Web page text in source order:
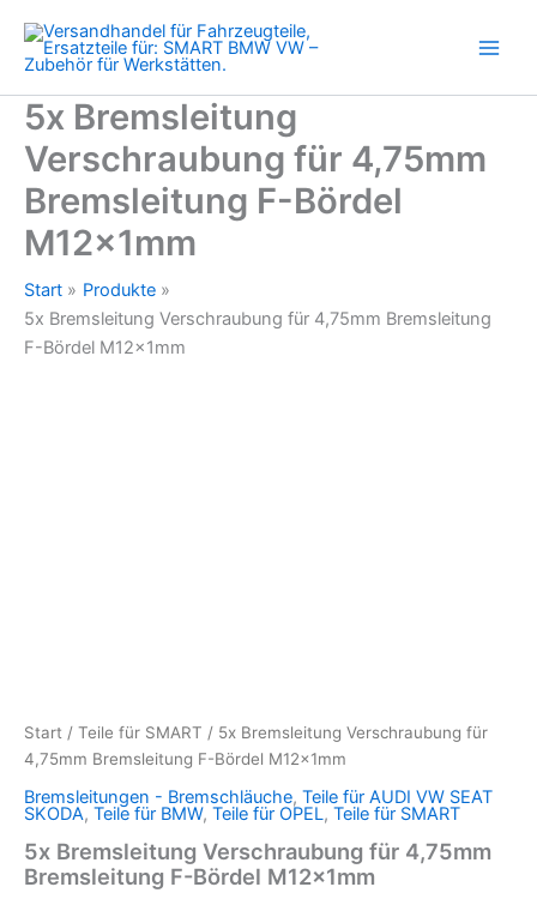
Inhalt
springen
5x Bremsleitung
Verschraubung für 4,75mm
Bremsleitung F-Bördel
M12x1mm
Start
Produkte
5x Bremsleitung Verschraubung für 4,75mm Bremsleitung
F-Bördel M12x1mm
Start / Teile für SMART / 5x Bremsleitung Verschraubung für
4,75mm Bremsleitung F-Bördel M12x1mm
Bremsleitungen - Bremschläuche, Teile für AUDI VW SEAT
SKODA, Teile für BMW, Teile für OPEL, Teile für SMART
5x Bremsleitung Verschraubung für 4,75mm
Bremsleitung F-Bördel M12x1mm
F-
Bördel
M12x1mm
Menge